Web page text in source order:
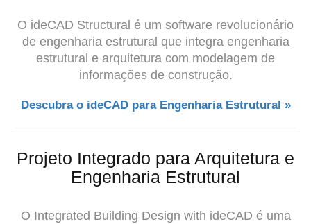
O ideCAD Structural é um software revolucionário
de engenharia estrutural que integra engenharia
estrutural e arquitetura com modelagem de
informações de construção.
Descubra o ideCAD para Engenharia Estrutural »
Projeto Integrado para Arquitetura e
Engenharia Estrutural
O Integrated Building Design with ideCAD é uma